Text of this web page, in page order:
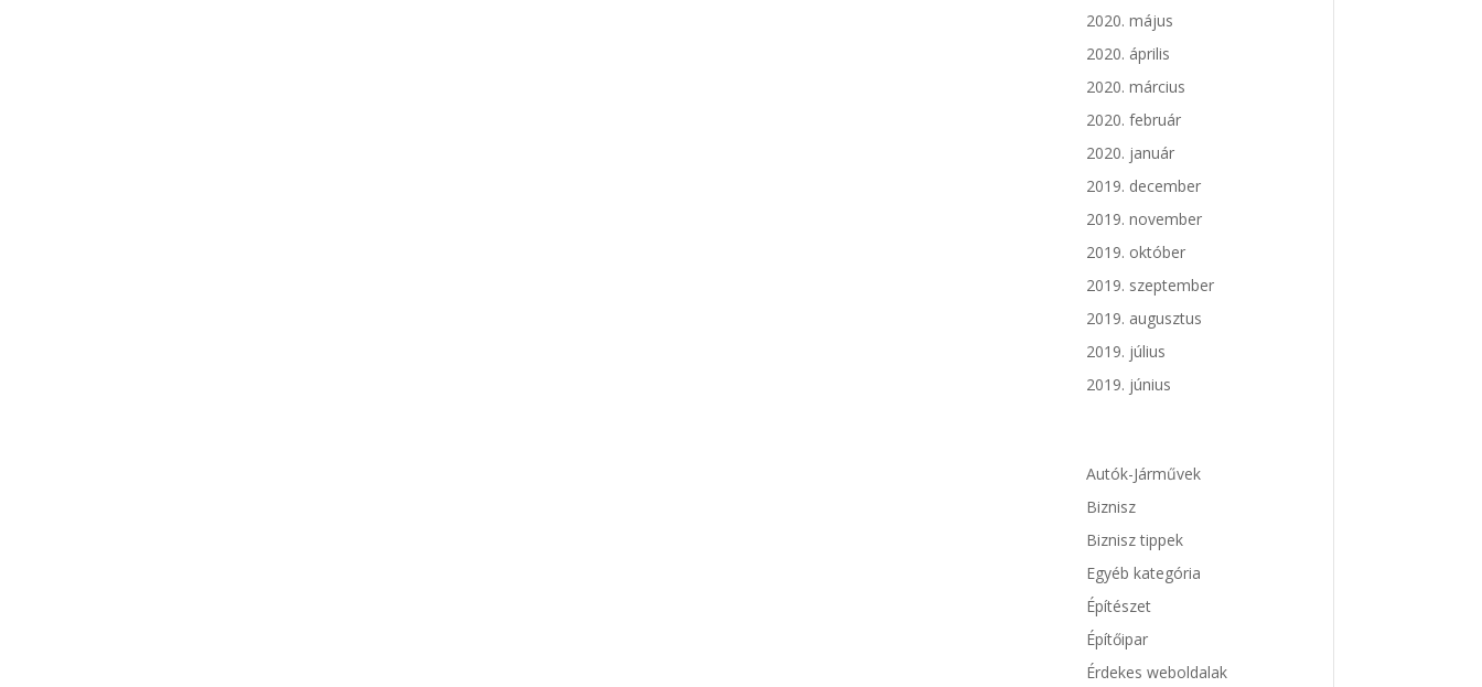
2020. május
2020. április
2020. március
2020. február
2020. január
2019. december
2019. november
2019. október
2019. szeptember
2019. augusztus
2019. július
2019. június
Autók-Járművek
Biznisz
Biznisz tippek
Egyéb kategória
Építészet
Építőipar
Érdekes weboldalak